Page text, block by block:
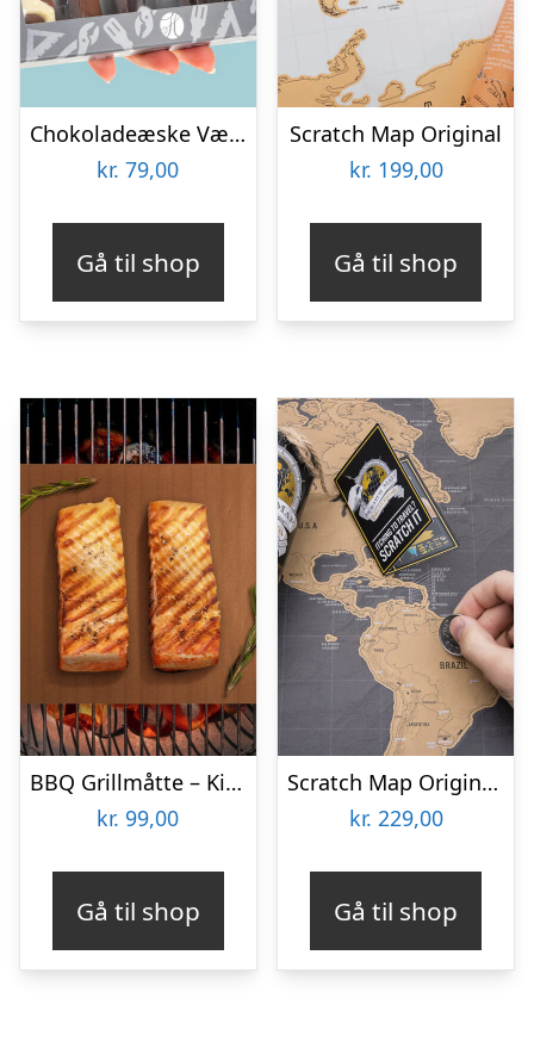
Chokoladeæske Værktøj
kr. 79,00
Gå til shop
Scratch Map Original
kr. 199,00
Gå til shop
BBQ Grillmåtte – KitchPro
kr. 99,00
Gå til shop
Scratch Map Original Deluxe
kr. 229,00
Gå til shop